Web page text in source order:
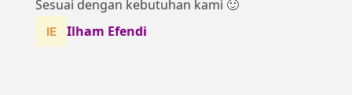
Sesuai dengan kebutuhan kami 🙂
Ilham Efendi